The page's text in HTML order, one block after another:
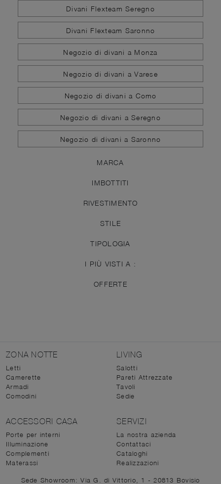
Divani Flexteam Seregno
Divani Flexteam Saronno
Negozio di divani a Monza
Negozio di divani a Varese
Negozio di divani a Como
Negozio di divani a Seregno
Negozio di divani a Saronno
MARCA
IMBOTTITI
RIVESTIMENTO
STILE
TIPOLOGIA
I PIÙ VISTI A :
OFFERTE
ZONA NOTTE
Letti
Camerette
Armadi
Comodini
LIVING
Salotti
Pareti Attrezzate
Tavoli
Sedie
ACCESSORI CASA
Porte per interni
Illuminazione
Complementi
Materassi
SERVIZI
La nostra azienda
Contattaci
Cataloghi
Realizzazioni
Sede Showroom: Via G. di Vittorio, 1 - 20813 Bovisio